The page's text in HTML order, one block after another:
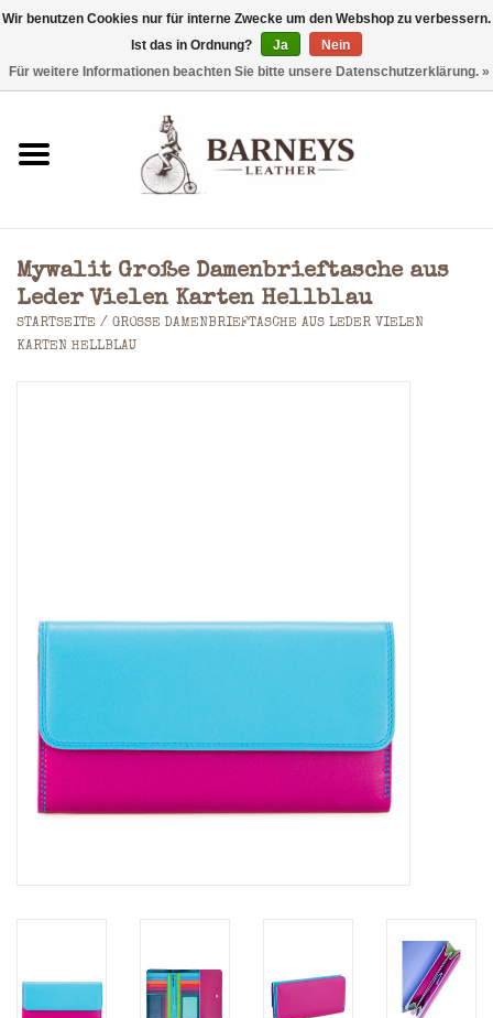
0 Artikel - €0,00
Geldbörse
Rucksäcke
Schultertaschen
Mywalit Große Damenbrieftasche aus
Leder Vielen Karten Hellblau
STARTSEITE / GROSSE DAMENBRIEFTASCHE AUS LEDER VIELEN K
ARTEN HELLBLAU
Wir benutzen Cookies nur für interne Zwecke um den Webshop zu verbessern.
Ist das in Ordnung?
Ja
Nein
Für weitere Informationen beachten Sie bitte unsere Datenschutzerklärung. »